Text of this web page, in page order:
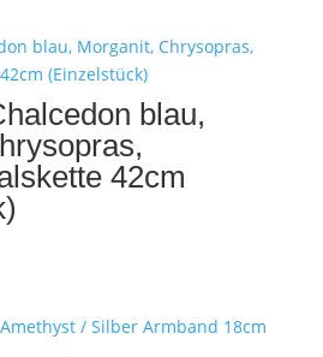
blau,
42cm